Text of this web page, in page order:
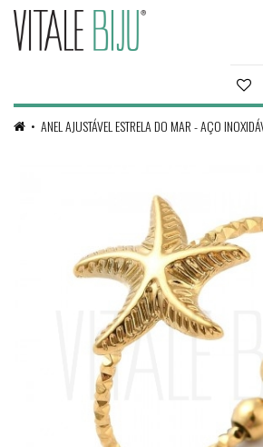
ANEL AJUSTÁVEL ESTRELA DO MAR - AÇO